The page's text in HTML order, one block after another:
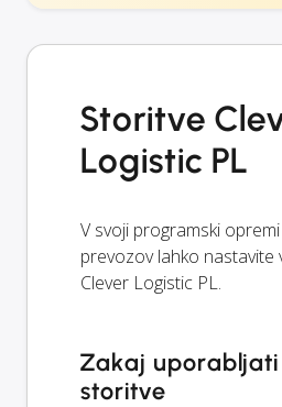
Storitve
Logistic PL
V svoji programski
prevozov lahko nastavite
Clever Logistic PL.
Zakaj
storitve